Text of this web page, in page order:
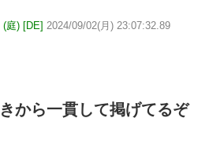
庭) [DE] 2024/09/02(月) 23:07:32.89
から一貫して掲げてるぞ